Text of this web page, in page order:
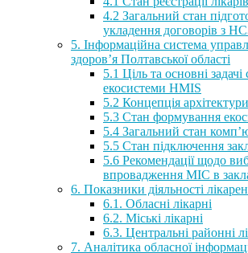
4.2 Загальний стан
укладення договорів з
5. Інформаційна система
здоров’я Полтавської області
5.1 Ціль та основні
екосистеми HMIS
5.2 Концепція
5.3 Стан формування
5.4 Загальний стан
5.5 Стан підключення
5.6 Рекомендації щодо
впровадження МІС в
6. Показники діяльності
6.1. Обласні лікарні
6.2. Міські лікарні
6.3. Центральні районні
7. Аналітика обласної